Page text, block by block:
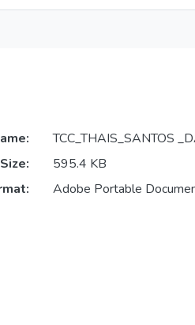
TCC_THAIS_SANTOS
Size:
595.4 KB
Adobe Portable